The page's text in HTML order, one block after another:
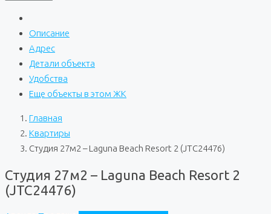
Описание
Адрес
Детали объекта
Удобства
Еще объекты в этом ЖК
Главная
Квартиры
Студия 27м2 – Laguna Beach Resort 2 (JTC24476)
Студия 27м2 – Laguna Beach Resort 2
(JTC24476)